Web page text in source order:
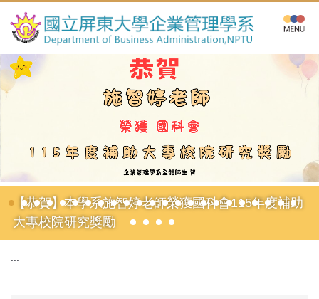
到
主
要
內
容
【恭賀】本學系施智婷老師榮獲國科會115年度補助
大專校院研究獎勵
:::